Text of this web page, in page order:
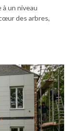
un niveau
des arbres,